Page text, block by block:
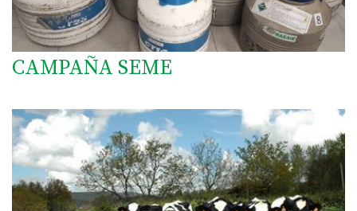
CAMPAÑA SEME